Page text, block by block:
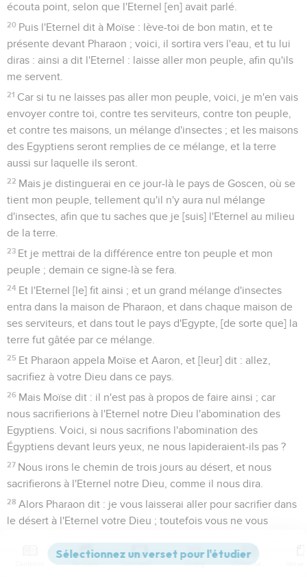
écouta point, selon que l'Eternel [en] avait parlé.
20 Puis l'Eternel dit à Moïse : lève-toi de bon matin, et te
présente devant Pharaon ; voici, il sortira vers l'eau, et tu lui
diras : ainsi a dit l'Eternel : laisse aller mon peuple, afin qu'ils
me servent.
21 Car si tu ne laisses pas aller mon peuple, voici, je m'en vais
envoyer contre toi, contre tes serviteurs, contre ton peuple,
et contre tes maisons, un mélange d'insectes ; et les maisons
des Egyptiens seront remplies de ce mélange, et la terre
aussi sur laquelle ils seront.
22 Mais je distinguerai en ce jour-là le pays de Goscen, où se
tient mon peuple, tellement qu'il n'y aura nul mélange
d'insectes, afin que tu saches que je [suis] l'Eternel au milieu
de la terre.
23 Et je mettrai de la différence entre ton peuple et mon
peuple ; demain ce signe-là se fera.
24 Et l'Eternel [le] fit ainsi ; et un grand mélange d'insectes
entra dans la maison de Pharaon, et dans chaque maison de
ses serviteurs, et dans tout le pays d'Egypte, [de sorte que] la
terre fut gâtée par ce mélange.
25 Et Pharaon appela Moïse et Aaron, et [leur] dit : allez,
sacrifiez à votre Dieu dans ce pays.
26 Mais Moïse dit : il n'est pas à propos de faire ainsi ; car
nous sacrifierions à l'Eternel notre Dieu l'abomination des
Egyptiens. Voici, si nous sacrifions l'abomination des
Égyptiens devant leurs yeux, ne nous lapideraient-ils pas ?
27 Nous irons le chemin de trois jours au désert, et nous
sacrifierons à l'Eternel notre Dieu, comme il nous dira.
28 Alors Pharaon dit : je vous laisserai aller pour sacrifier dans
le désert à l'Eternel votre Dieu ; toutefois vous ne vous
pour moi par vos prières.
Versions Commentaires Strong